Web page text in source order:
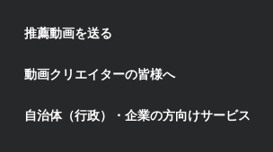
推薦動画を送る
動画クリエイターの皆様へ
自治体（行政）・企業の方向けサービス